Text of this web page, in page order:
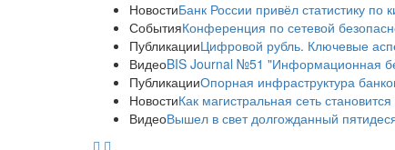
НовостиБанк России привёл статистику по
СобытияКонференция по сетевой
ПубликацииЦифровой рубль. Ключевые
ВидеоBIS Journal №51 "Информационная
ПубликацииОпорная инфраструктура
НовостиКак магистральная сеть
ВидеоВышел в свет долгожданный